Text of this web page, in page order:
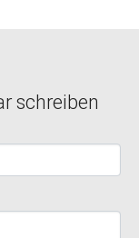
schreiben